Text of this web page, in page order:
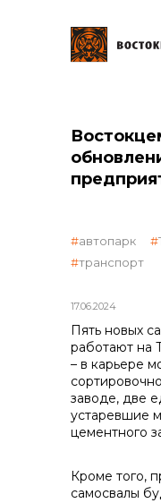
Закупки
общая
контакты
17.06.2024
автопарк
транспорт
Пять новых
работают на
– в карьере
заводе, две
устаревшие
цементного
Кроме того,
самосвалы